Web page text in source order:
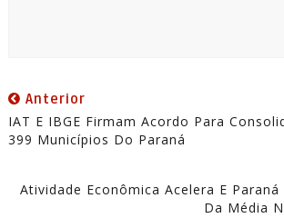
Anterior
IAT E IBGE Firmam Acordo Para
399 Municípios Do Paraná
Atividade Econômica Acelera E
Da Média